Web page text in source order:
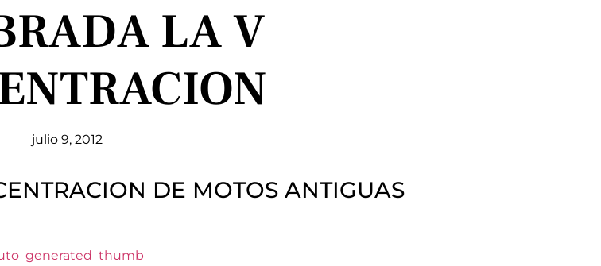
LA V
julio 9, 2012
DE MOTOS ANTIGUAS